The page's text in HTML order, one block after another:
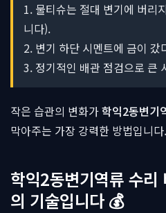
1. 물티슈는 절대 변기에 버리
니다).
2. 변기 하단 시멘트에 금이
3. 정기적인 배관 점검으로 큰
작은 습관의 변화가학익2동변기
막아주는 가장 강력한 방법입니다.
학익2동변기역류 수
의 기술입니다 💰